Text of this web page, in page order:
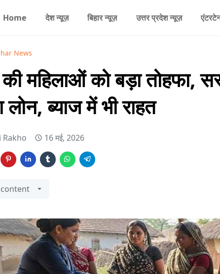
Home देश न्यूज़ बिहार न्यूज़ उत्तर प्रदेश न्यूज़
News
की महिलाओं को बड़ा तोहफा,
लोन, ब्याज में भी राहत
Rakho 16 मई, 2026